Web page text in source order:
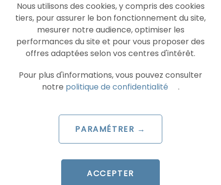
Nous utilisons des cookies, y compris des cookies
tiers, pour assurer le bon fonctionnement du site,
mesurer notre audience, optimiser les
performances du site et pour vous proposer des
offres adaptées selon vos centres d'intérêt.
Pour plus d'informations, vous pouvez consulter
notre politique de confidentialité .
PARAMÉTRER →
ACCEPTER